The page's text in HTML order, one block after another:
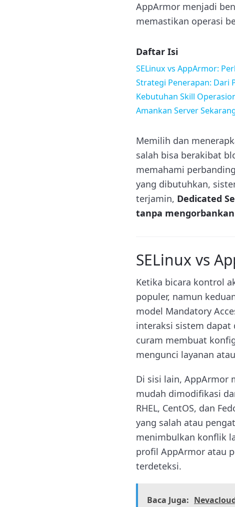
AppArmor menjadi
memastikan operasi
Daftar Isi
SELinux vs AppArmor:
Strategi Penerapan: Dari
Kebutuhan Skill
Amankan Server
Memilih dan
salah bisa berakibat
memahami
yang dibutuhkan,
terjamin, Dedicated
tanpa
SELinux vs
Ketika bicara kontrol
populer, namun
model Mandatory
interaksi sistem dapat
curam membuat
mengunci layanan
Di sisi lain, AppArmor
mudah dimodifikasi
RHEL, CentOS, dan
yang salah atau
menimbulkan konflik
profil AppArmor atau
terdeteksi.
Baca Juga: